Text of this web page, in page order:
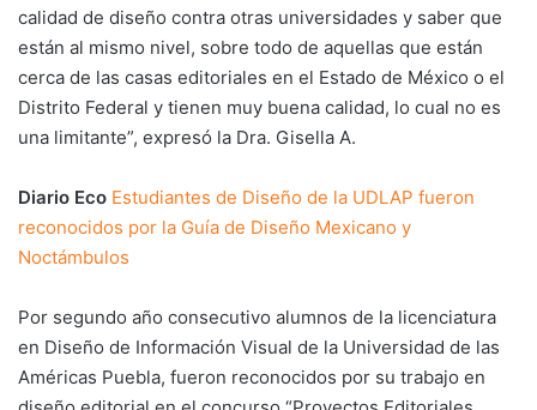
calidad de diseño contra otras universidades y saber que
están al mismo nivel, sobre todo de aquellas que están
cerca de las casas editoriales en el Estado de México o el
Distrito Federal y tienen muy buena calidad, lo cual no es
una limitante”, expresó la Dra. Gisella A.
Diario Eco Estudiantes de Diseño de la UDLAP fueron
reconocidos por la Guía de Diseño Mexicano y
Noctámbulos
Por segundo año consecutivo alumnos de la licenciatura
en Diseño de Información Visual de la Universidad de las
Américas Puebla, fueron reconocidos por su trabajo en